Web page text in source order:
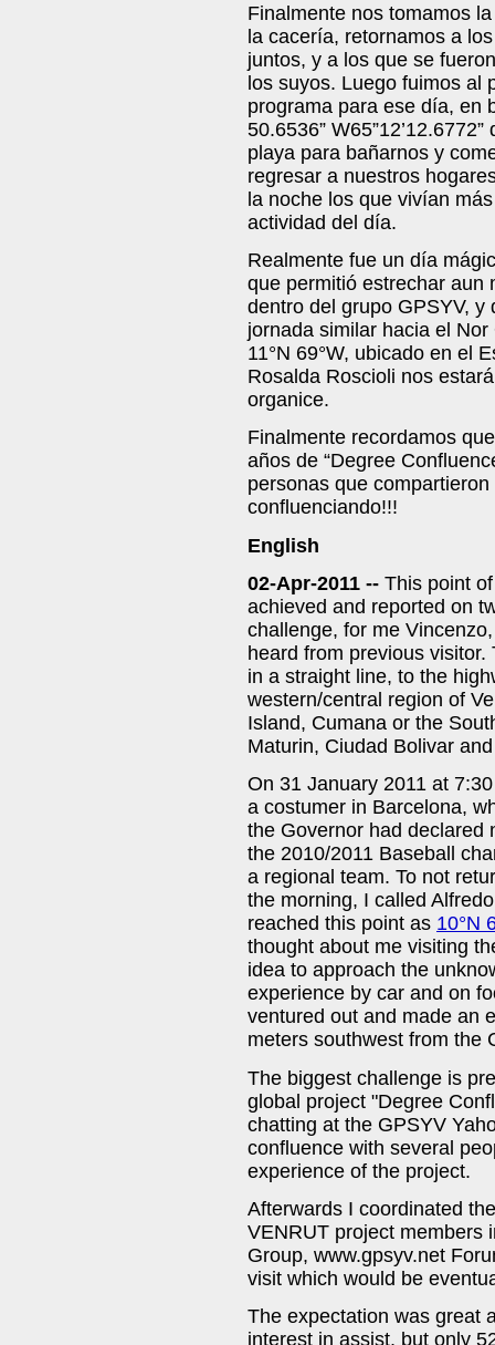
Finalmente nos tomamos
la cacería, retornamos a
juntos, y a los que se
los suyos. Luego fuimos al
programa para ese día, en
50.6536”
playa para bañarnos y
regresar a nuestros
la noche los que vivían
actividad del día.
Realmente fue un día
que permitió estrechar aun
dentro del grupo GPSYV,
jornada similar hacia el
11°N 69°W, ubicado en el
Rosalda Roscioli nos
organice.
Finalmente recordamos
años de “Degree
personas que
confluenciando!!!
English
02-Apr-2011 -- This point
achieved and reported on
challenge, for me
heard from previous
in a straight line, to the
western/central region of
Island, Cumana or the
Maturin, Ciudad Bolivar
On 31 January 2011 at
a costumer in Barcelona,
the Governor had declared
the 2010/2011 Baseball
a regional team. To not
the morning, I called
reached this point as 10°N
thought about me visiting
idea to approach the
experience by car and on
ventured out and made an
meters southwest from the
The biggest challenge is
global project "Degree
chatting at the GPSYV
confluence with several
experience of the project.
Afterwards I coordinated
VENRUT project members
Group, www.gpsyv.net
visit which would be
The expectation was great
interest in assist, but only